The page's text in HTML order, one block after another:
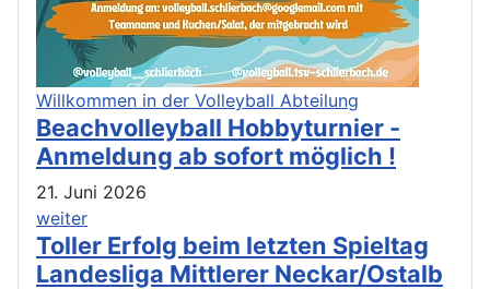
Willkommen in der Volleyball Abteilung
Beachvolleyball Hobbyturnier -
Anmeldung ab sofort möglich !
21. Juni 2026
weiter
Toller Erfolg beim letzten Spieltag
Landesliga Mittlerer Neckar/Ostalb